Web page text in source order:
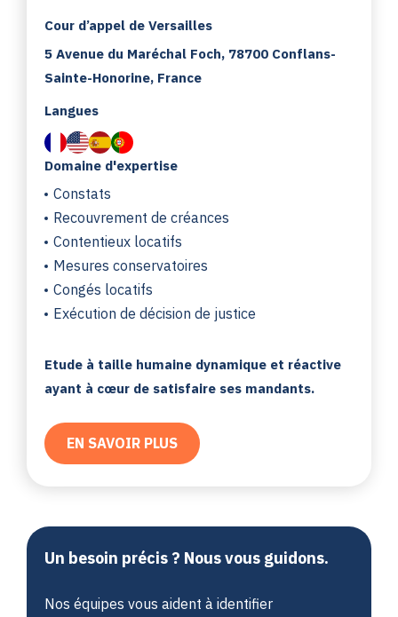
Cour d’appel de Versailles
5 Avenue du Maréchal Foch, 78700 Conflans-
Sainte-Honorine, France
Domaine d'expertise
Constats
Recouvrement de créances
Contentieux locatifs
Mesures conservatoires
Congés locatifs
Exécution de décision de justice
Langues
Etude à taille humaine dynamique et réactive
ayant à cœur de satisfaire ses mandants.
EN SAVOIR PLUS
Un besoin précis ? Nous vous guidons.
Nos équipes vous aident à identifier